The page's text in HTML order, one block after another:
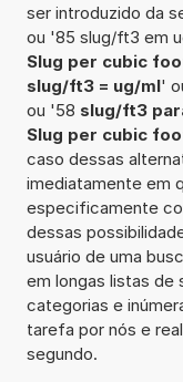
ser introduzido da
ou '85 slug/ft3 em
Slug per cubic
slug/ft3 = ug/ml'
ou '58 slug/ft3
Slug per cubic
caso dessas
imediatamente em
especificamente
dessas
usuário de uma
em longas listas de
categorias e
tarefa por nós e
segundo.